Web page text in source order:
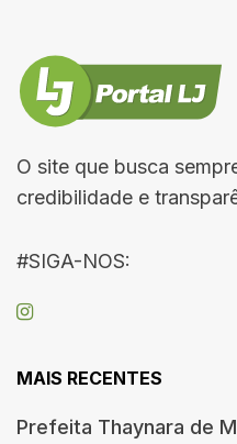
O site que busca
credibilidade e
#SIGA-NOS:
MAIS RECENTES
Prefeita Thaynara de